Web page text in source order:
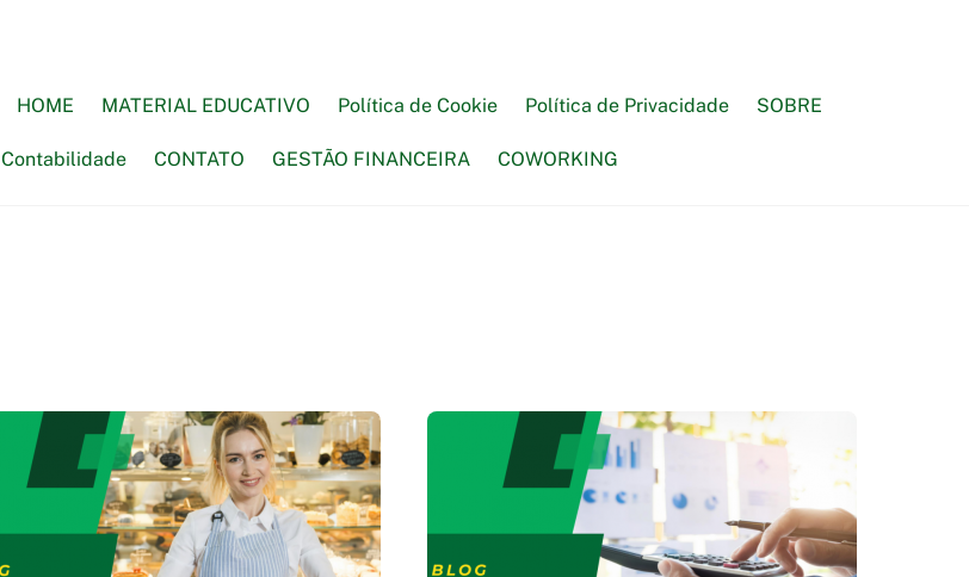
HOME MATERIAL EDUCATIVO Política de Cookie Política de Privacidade SOBRE
Contabilidade CONTATO GESTÃO FINANCEIRA COWORKING